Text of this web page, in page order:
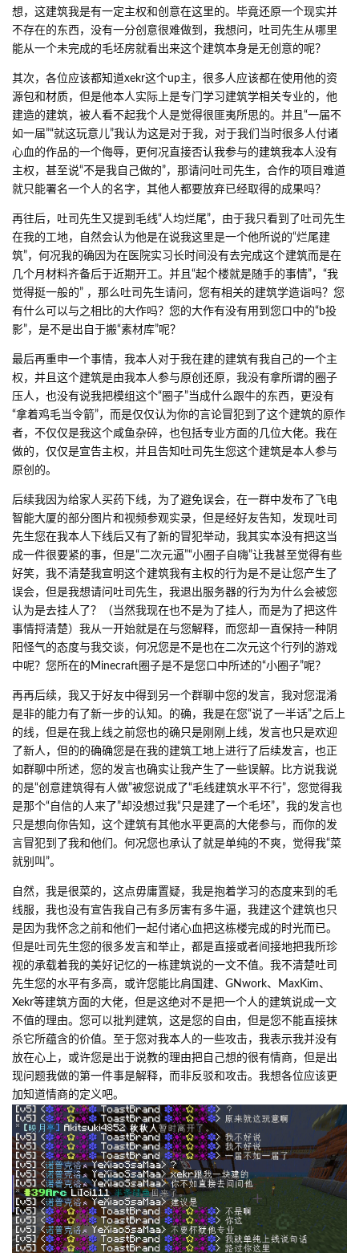
想，这建筑我是有一定主权和创意在这里的。毕竟还原一个现实并
不存在的东西，没有一分创意很难做到，我想问，吐司先生从哪里
能从一个未完成的毛坯房就看出来这个建筑本身是无创意的呢？
其次，各位应该都知道xekr这个up主，很多人应该都在使用他的资
源包和材质，但是他本人实际上是专门学习建筑学相关专业的，他
建造的建筑，被人看不起我个人是觉得很匪夷所思的。并且“一届不
如一届”“就这玩意儿”我认为这是对于我，对于我们当时很多人付诸
心血的作品的一个侮辱，更何况直接否认我参与的建筑我本人没有
主权，甚至说“不是我自己做的”，那请问吐司先生，合作的项目难道
就只能署名一个人的名字，其他人都要放弃已经取得的成果吗？
再往后，吐司先生又提到毛线“人均烂尾”，由于我只看到了吐司先生
在我的工地，自然会认为他是在说我这里是一个他所说的“烂尾建
筑”，何况我的确因为在医院实习长时间没有去完成这个建筑而是在
几个月材料齐备后于近期开工。并且“起个楼就是随手的事情”，“我
觉得挺一般的” ，那么吐司先生请问，您有相关的建筑学造诣吗？您
有什么可以与之相比的大作吗？您的大作有没有用到您口中的“b投
影”，是不是出自于搬“素材库”呢？
最后再重申一个事情，我本人对于我在建的建筑有我自己的一个主
权，并且这个建筑是由我本人参与原创还原，我没有拿所谓的圈子
压人，也没有说我把模组这个“圈子”当成什么跟牛的东西，更没有
“拿着鸡毛当令箭”，而是仅仅认为你的言论冒犯到了这个建筑的原作
者，不仅仅是我这个咸鱼杂碎，也包括专业方面的几位大佬。我在
做的，仅仅是宣告主权，并且告知吐司先生您这个建筑是本人参与
原创的。
后续我因为给家人买药下线，为了避免误会，在一群中发布了飞电
智能大厦的部分图片和视频参观实录，但是经好友告知，发现吐司
先生您在我本人下线后又有了新的冒犯举动，我其实本没有把这当
成一件很要紧的事，但是“二次元逼”“小圈子自嗨”让我甚至觉得有些
好笑，我不清楚我宣明这个建筑我有主权的行为是不是让您产生了
误会，但是我想请问吐司先生，我退出服务器的行为为什么会被您
认为是去挂人了？（当然我现在也不是为了挂人，而是为了把这件
事情捋清楚）我从一开始就是在与您解释，而您却一直保持一种阴
阳怪气的态度与我交谈，何况您是不是也在二次元这个行列的游戏
中呢？您所在的Minecraft圈子是不是您口中所述的“小圈子”呢？
再再后续，我又于好友中得到另一个群聊中您的发言，我对您混淆
是非的能力有了新一步的认知。的确，我是在您“说了一半话”之后上
的线，但是在我上线之前您也的确只是刚刚上线，发言也只是欢迎
了新人，但的的确确您是在我的建筑工地上进行了后续发言，也正
如群聊中所述，您的发言也确实让我产生了一些误解。比方说我说
的是“创意建筑得有人做”被您说成了“毛线建筑水平不行”，您觉得我
是那个“自信的人来了”却没想过我“只是建了一个毛坯”，我的发言也
只是想向你告知，这个建筑有其他水平更高的大佬参与，而你的发
言冒犯到了我和他们。何况您也承认了就是单纯的不爽，觉得我“菜
就别叫”。
自然，我是很菜的，这点毋庸置疑，我是抱着学习的态度来到的毛
线服，我也没有宣告我自己有多厉害有多牛逼，我建这个建筑也只
是因为我怀念之前和他们一起付诸心血把这栋楼完成的时光而已。
但是吐司先生您的很多发言和举止，都是直接或者间接地把我所珍
视的承载着我的美好记忆的一栋建筑说的一文不值。我不清楚吐司
先生您的水平有多高，或许您能比肩国建、GNwork、MaxKim、
Xekr等建筑方面的大佬，但是这绝对不是把一个人的建筑说成一文
不值的理由。您可以批判建筑，这是您的自由，但是您不能直接抹
杀它所蕴含的价值。至于您对我本人的一些攻击，我表示我并没有
放在心上，或许您是出于说教的理由把自己想的很有情商，但是出
现问题我做的第一件事是解释，而非反驳和攻击。我想各位应该更
加知道情商的定义吧。